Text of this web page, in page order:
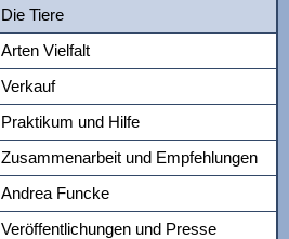
Die Tiere
Arten Vielfalt
Verkauf
Praktikum und Hilfe
Zusammenarbeit und Empfehlungen
Andrea Funcke
Veröffentlichungen und Presse